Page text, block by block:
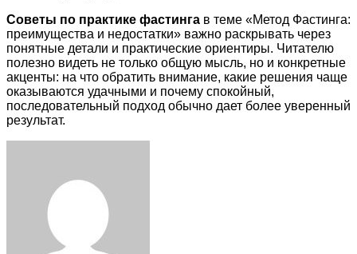
Советы по практике фастинга в теме «Метод Фастинга:
преимущества и недостатки» важно раскрывать через
понятные детали и практические ориентиры. Читателю
полезно видеть не только общую мысль, но и конкретные
акценты: на что обратить внимание, какие решения чаще
оказываются удачными и почему спокойный,
последовательный подход обычно дает более уверенный
результат.